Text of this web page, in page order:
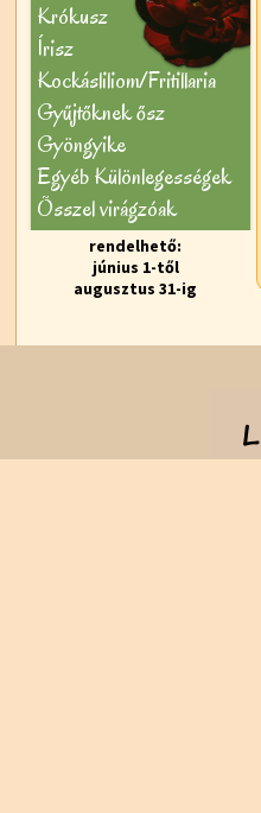
Krókusz
Írisz
Kockásliliom/Fritillaria
Gyűjtőknek ősz
Gyöngyike
Egyéb Különlegességek
Õsszel virágzóak
rendelhető:
június 1-től
augusztus 31-ig